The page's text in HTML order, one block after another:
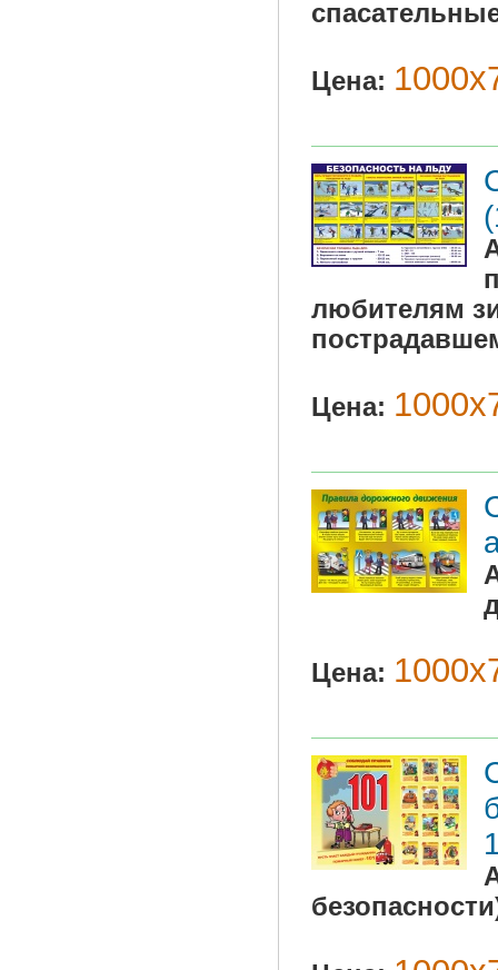
Цена:
любителям
Цена:
Цена: